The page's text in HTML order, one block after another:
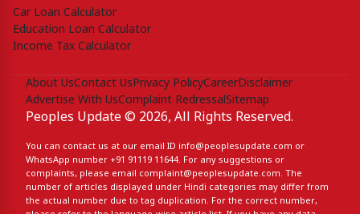
Car Loan Calculator
Education Loan Calculator
Income Tax Calculator
About UsContact UsPrivacy PolicyCareerDisclaimer
Advertise With UsComplaint RedressalSitemap
Peoples Update © 2026, All Rights Reserved.
You can contact us at our email ID info@peoplesupdate.com or
WhatsApp number +91 91119 11644. For any suggestions or
complaints, please email complaint@peoplesupdate.com. The
number of articles displayed under Hindi categories may differ from
the actual number due to tag duplication. For the correct number,